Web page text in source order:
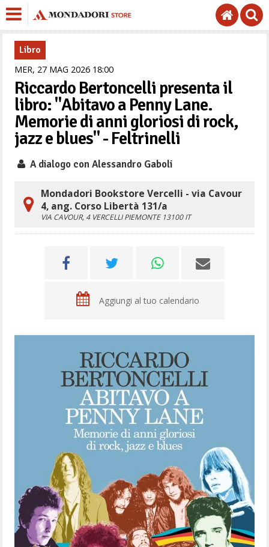
Libro
MER, 27 MAG 2026 1800
Riccardo Bertoncelli presenta il
libro: "Abitavo a Penny Lane.
Memorie di anni gloriosi di rock,
jazz e blues" - Feltrinelli
A dialogo con Alessandro Gaboli
Mondadori Bookstore Vercelli - via Cavour
4, ang. Corso Libertà 131/a
VIA CAVOUR, 4 VERCELLI PIEMONTE 13100 IT
Aggiungi al tuo calendario